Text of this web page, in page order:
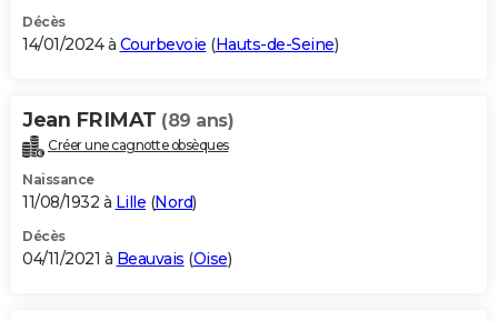
Décès
14/01/2024 à Courbevoie (Hauts-de-Seine)
Jean FRIMAT (89 ans)
Créer une cagnotte obsèques
Naissance
11/08/1932 à Lille (Nord)
Décès
04/11/2021 à Beauvais (Oise)